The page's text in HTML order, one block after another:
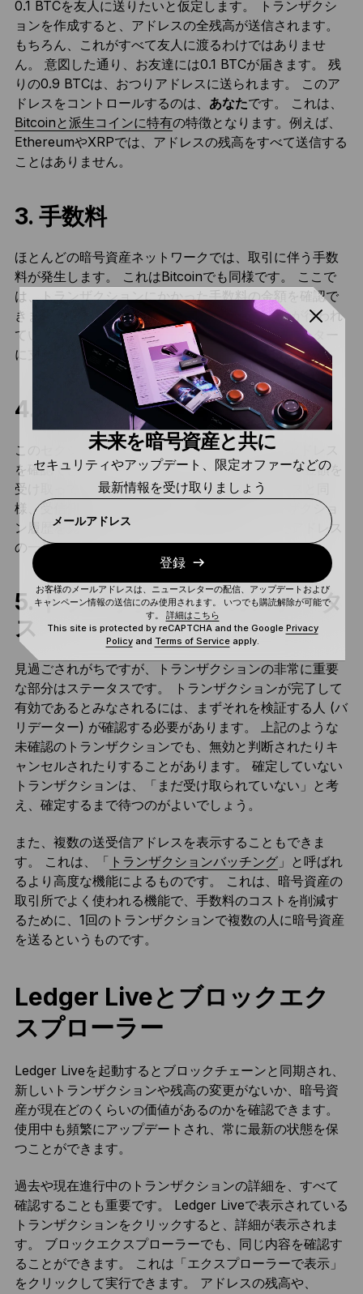
0.1 BTCを友人に送りたいと仮定します。 トランザクシ
ョンを作成すると、アドレスの全残高が送信されます。
もちろん、これがすべて友人に渡るわけではありませ
ん。 意図した通り、お友達には0.1 BTCが届きます。 残
りの0.9 BTCは、おつりアドレスに送られます。 このア
ドレスをコントロールするのは、 あなたです。 これは、
Bitcoinと派生コインに特有の特徴となります。例えば、
EthereumやXRPでは、アドレスの残高をすべて送信する
ことはありません。
3. 手数料
ほとんどの暗号資産ネットワークでは、取引に伴う手数
料が発生します。 これはBitcoinでも同様です。 ここで
は、トランザクションにかかった手数料の金額を確認で
きます。 こうした手数料は、トランザクションが行われ
ているネットワークのブロックを検証するバリデーター
に支払われます。
4. 受取アドレス
このセクションでは、トランザクションの宛先アドレス
を確認できます。 各アドレスごとに、どれだけの金額を
受け取っているかがわかります。 送付元アドレスと同
様、受信側のアドレスをクリックするとトランザクショ
ン履歴を見ることができます。 通常、こうしたアドレス
の一番下にあるのが、おつりアドレスです。
5. トランザクションのステータ
ス
見過ごされがちですが、トランザクションの非常に重要
な部分はステータスです。 トランザクションが完了して
有効であるとみなされるには、まずそれを検証する人 (バ
リデーター) が確認する必要があります。 上記のような
未確認のトランザクションでも、無効と判断されたりキ
ャンセルされたりすることがあります。 確定していない
トランザクションは、「まだ受け取られていない」と考
え、確定するまで待つのがよいでしょう。
また、複数の送受信アドレスを表示することもできま
す。 これは、「 トランザクションバッチング」と呼ばれ
るより高度な機能によるものです。 これは、暗号資産の
取引所でよく使われる機能で、手数料のコストを削減す
るために、1回のトランザクションで複数の人に暗号資産
を送るというものです。
Ledger Liveとブロックエク
スプローラー
Ledger Liveを起動するとブロックチェーンと同期され、
新しいトランザクションや残高の変更がないか、暗号資
産が現在どのくらいの価値があるのかを確認できます。
使用中も頻繁にアップデートされ、常に最新の状態を保
つことができます。
過去や現在進行中のトランザクションの詳細を、すべて
確認することも重要です。 Ledger Liveで表示されている
トランザクションをクリックすると、詳細が表示されま
す。 ブロックエクスプローラーでも、同じ内容を確認す
ることができます。 これは「エクスプローラーで表示」
をクリックして実行できます。 アドレスの残高や、
未来を暗号資産と共に
セキュリティやアップデート、限定オファーなどの
最新情報を受け取りましょう
メールアドレス
登録
お客様のメールアドレスは、ニュースレターの配信、アップデートおよび
キャンペーン情報の送信にのみ使用されます。 いつでも購読解除が可能で
す。 詳細はこちら
This site is protected by reCAPTCHA and the Google Privacy
Policyand Terms of Serviceapply.